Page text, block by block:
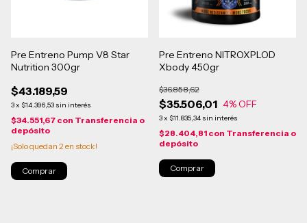
Pre Entreno Pump V8 Star
Nutrition 300gr
$43.189,59
3x $14.396,53 sin interés
$34.551,67 con Transferencia o
depósito
¡Solo quedan 2 en stock!
Comprar
Pre Entreno NITROXPLOD
Xbody 450gr
$35.506,01
$36.858,62
4% OFF
3x $11.835,34 sin interés
$28.404,81 con Transferencia o
depósito
Comprar